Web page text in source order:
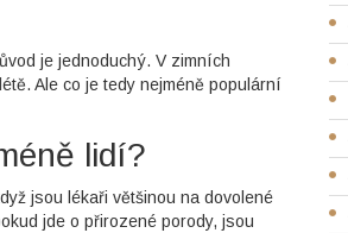
je jednoduchý. V zimních
Ale co je tedy nejméně populární
lidí?
jsou lékaři většinou na dovolené
jde o přirozené porody, jsou